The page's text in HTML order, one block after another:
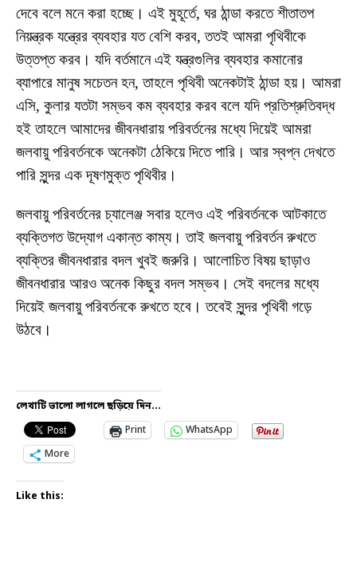
দেবে বলে মনে করা হচ্ছে। এই মুহূর্তে, ঘর ঠান্ডা করতে শীতাতপ
নিয়ন্ত্রক যন্ত্রের ব্যবহার যত বেশি করব, ততই আমরা পৃথিবীকে
উত্তপ্ত করব। যদি বর্তমানে এই যন্ত্রগুলির ব্যবহার কমানোর
ব্যাপারে মানুষ সচেতন হন, তাহলে পৃথিবী অনেকটাই ঠান্ডা হয়। আমরা
এসি, কুলার যতটা সম্ভব কম ব্যবহার করব বলে যদি প্রতিশ্রুতিবদ্ধ
হই তাহলে আমাদের জীবনধারায় পরিবর্তনের মধ্যে দিয়েই আমরা
জলবায়ু পরিবর্তনকে অনেকটা ঠেকিয়ে দিতে পারি। আর স্বপ্ন দেখতে
পারি সুন্দর এক দূষণমুক্ত পৃথিবীর।
জলবায়ু পরিবর্তনের চ্যালেঞ্জ সবার হলেও এই পরিবর্তনকে আটকাতে
ব্যক্তিগত উদ্যোগ একান্ত কাম্য। তাই জলবায়ু পরিবর্তন রুখতে
ব্যক্তির জীবনধারার বদল খুবই জরুরি। আলোচিত বিষয় ছাড়াও
জীবনধারার আরও অনেক কিছুর বদল সম্ভব। সেই বদলের মধ্যে
দিয়েই জলবায়ু পরিবর্তনকে রুখতে হবে। তবেই সুন্দর পৃথিবী গড়ে
উঠবে।
লেখাটি ভালো লাগলে ছড়িয়ে দিন...
Print
WhatsApp
More
Like this: